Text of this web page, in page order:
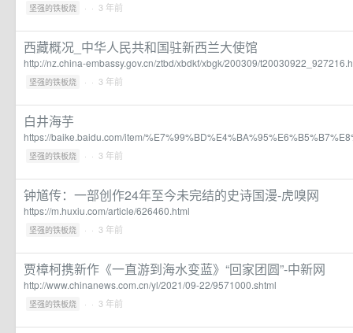
坚强的铁板烧 · · 3 年前
西藏概况_中华人民共和国驻新西兰大使馆
http://nz.china-embassy.gov.cn/ztbd/xbdkf/xbgk/200309/
坚强的铁板烧 · · 3 年前
白井海芋
https://baike.baidu.com/item/
坚强的铁板烧 · · 3 年前
钟馗传：一部创作24年至今未完结的史诗国漫-虎嗅网
https://m.huxiu.com/article/626460.html
坚强的铁板烧 · · 3 年前
贾樟柯携新作《一直游到海水变蓝》“回家团圆”-中新网
http://www.chinanews.com.cn/yl/2021/09-22/9571000.shtml
坚强的铁板烧 · · 3 年前